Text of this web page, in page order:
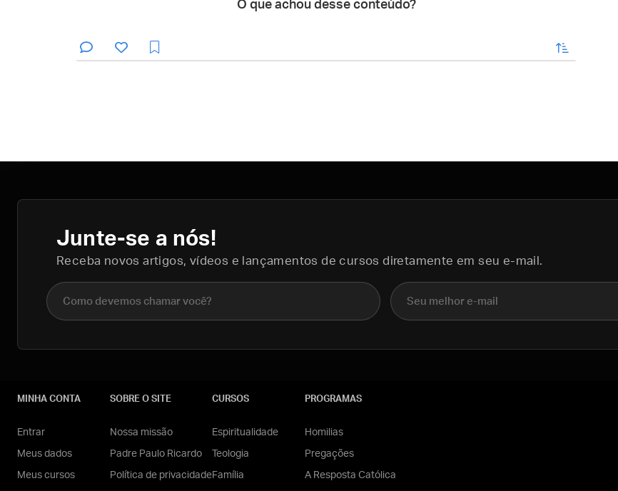
O que achou desse conteúdo?
enviar
Junte-se a nós!
Receba novos artigos, vídeos e lançamentos de cursos diretamente em seu e-mail.
Nome completo E-mail
MINHA CONTA
Entrar
Meus dados
Meus cursos
SOBRE O SITE
Nossa missão
Padre Paulo Ricardo
Política de privacidade
CURSOS
Espiritualidade
Teologia
Família
PROGRAMAS
Homilias
Pregações
A Resposta Católica